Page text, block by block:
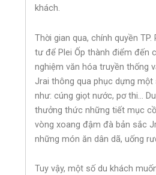
khách.
Thời gian qua, chính quyền
tư để Plei Ốp thành điểm đến
nghiệm văn hóa truyền thống
Jrai thông qua phục dựng một
như: cúng giọt nước, pơ thi…
thưởng thức những tiết mục
vòng xoang đậm đà bản sắc
những món ăn dân dã, uống
Tuy vậy, một số du khách